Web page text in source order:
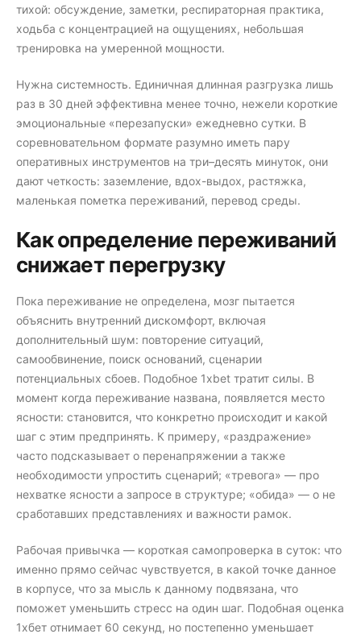
тихой: обсуждение, заметки, респираторная практика,
ходьба с концентрацией на ощущениях, небольшая
тренировка на умеренной мощности.
Нужна системность. Единичная длинная разгрузка лишь
раз в 30 дней эффективна менее точно, нежели короткие
эмоциональные «перезапуски» ежедневно сутки. В
соревновательном формате разумно иметь пару
оперативных инструментов на три–десять минуток, они
дают четкость: заземление, вдох-выдох, растяжка,
маленькая пометка переживаний, перевод среды.
Как определение переживаний
снижает перегрузку
Пока переживание не определена, мозг пытается
объяснить внутренний дискомфорт, включая
дополнительный шум: повторение ситуаций,
самообвинение, поиск оснований, сценарии
потенциальных сбоев. Подобное 1xbet тратит силы. В
момент когда переживание названа, появляется место
ясности: становится, что конкретно происходит и какой
шаг с этим предпринять. К примеру, «раздражение»
часто подсказывает о перенапряжении а также
необходимости упростить сценарий; «тревога» — про
нехватке ясности а запросе в структуре; «обида» — о не
сработавших представлениях и важности рамок.
Рабочая привычка — короткая самопроверка в суток: что
именно прямо сейчас чувствуется, в какой точке данное
в корпусе, что за мысль к данному подвязана, что
поможет уменьшить стресс на один шаг. Подобная оценка
1хбет отнимает 60 секунд, но постепенно уменьшает